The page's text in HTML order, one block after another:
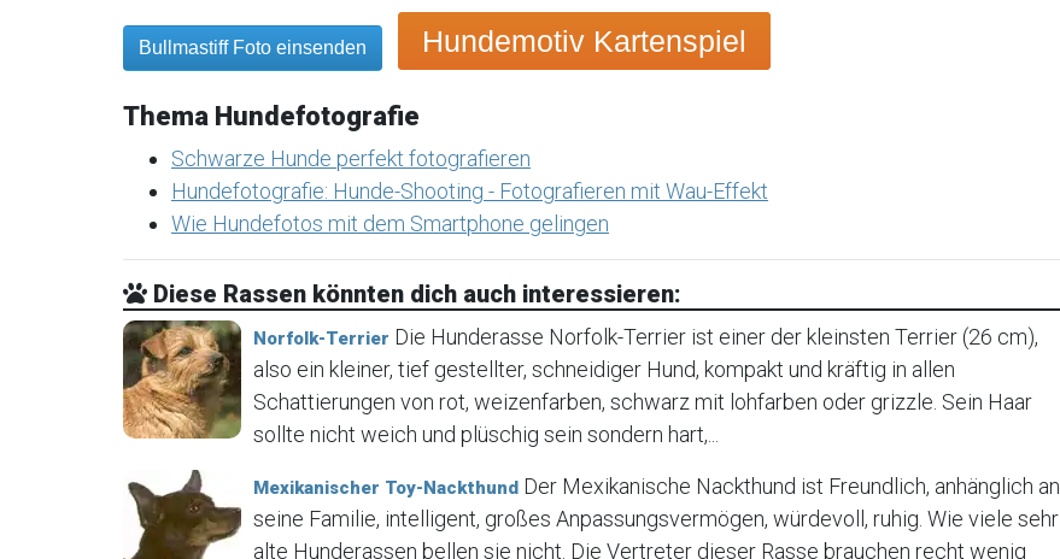
Bullmastiff Foto einsenden Hundemotiv Kartenspiel
Thema Hundefotografie
Schwarze Hunde perfekt fotografieren
Hundefotografie: Hunde-Shooting - Fotografieren mit Wau-Effekt
Wie Hundefotos mit dem Smartphone gelingen
Diese Rassen könnten dich auch interessieren:
Norfolk-Terrier Die Hunderasse Norfolk-Terrier ist einer der kleinsten Terrier (26 cm),
also ein kleiner, tief gestellter, schneidiger Hund, kompakt und kräftig in allen
Schattierungen von rot, weizenfarben, schwarz mit lohfarben oder grizzle. Sein Haar
sollte nicht weich und plüschig sein sondern hart,...
Mexikanischer Toy-Nackthund Der Mexikanische Nackthund ist Freundlich, anhänglich an
seine Familie, intelligent, großes Anpassungsvermögen, würdevoll, ruhig. Wie viele sehr
alte Hunderassen bellen sie nicht. Die Vertreter dieser Rasse brauchen recht wenig